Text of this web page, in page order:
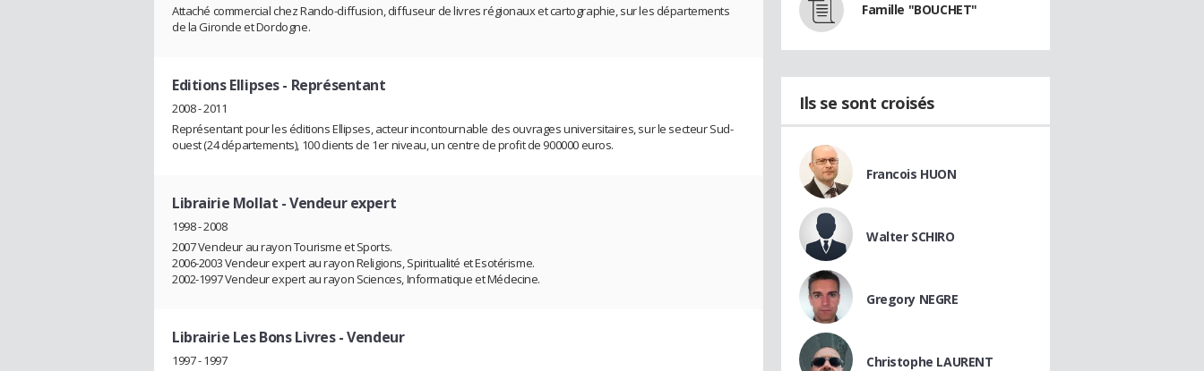
Attaché commercial chez Rando-diffusion, diffuseur de livres régionaux et cartographie, sur les départements
de la Gironde et Dordogne.
Editions Ellipses- Représentant
2008 - 2011
Représentant pour les éditions Ellipses, acteur incontournable des ouvrages universitaires, sur le secteur Sud-
ouest (24 départements), 100 clients de 1er niveau, un centre de profit de 900000 euros.
Librairie Mollat - Vendeur expert
1998 - 2008
2007 Vendeur au rayon Tourisme et Sports.
2006-2003 Vendeur expert au rayon Religions, Spiritualité et Esotérisme.
2002-1997 Vendeur expert au rayon Sciences, Informatique et Médecine.
Librairie Les Bons Livres- Vendeur
1997 - 1997
Famille "BOUCHET"
Ils se sont croisés
Francois HUON
Walter SCHIRO
Gregory NEGRE
Christophe LAURENT